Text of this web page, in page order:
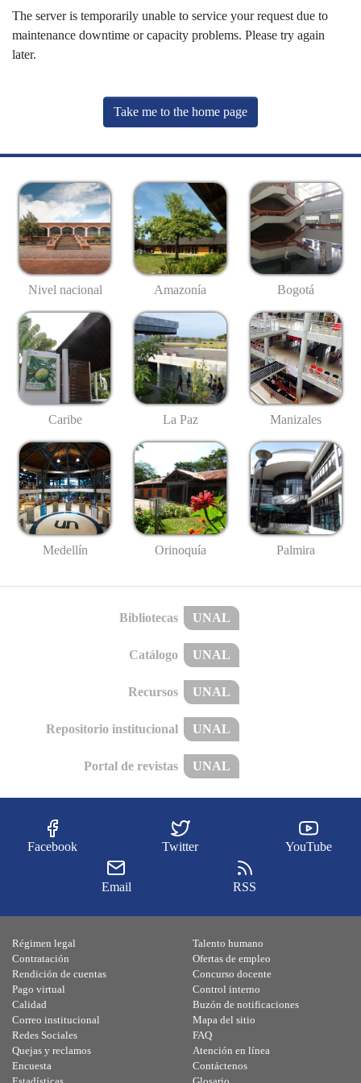
The server is temporarily unable to service your request due to
maintenance downtime or capacity problems. Please try again
later.
Take me to the home page
Nivel nacional Amazonía Bogotá
Caribe La Paz Manizales
Medellín Orinoquía Palmira
Bibliotecas UNAL
Catálogo UNAL
Recursos UNAL
Repositorio institucional UNAL
Portal de revistas UNAL
Facebook Twitter YouTube
Email RSS
Régimen legal
Contratación
Rendición de cuentas
Pago virtual
Calidad
Talento humano
Ofertas de empleo
Concurso docente
Control interno
Buzón de notificaciones
Correo institucional
Redes Sociales
Quejas y reclamos
Encuesta
Mapa del sitio
FAQ
Atención en línea
Contáctenos